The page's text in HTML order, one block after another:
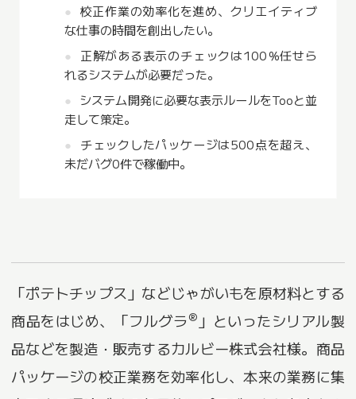
校正作業の効率化を進め、クリエイティブ
な仕事の時間を創出したい。
正解がある表示のチェックは100％任せら
れるシステムが必要だった。
システム開発に必要な表示ルールをTooと並
走して策定。
チェックしたパッケージは500点を超え、
未だバグ0件で稼働中。
「ポテトチップス」などじゃがいもを原材料とする
商品をはじめ、「フルグラ® 」といったシリアル製
品などを製造・販売するカルビー株式会社様。商品
パッケージの校正業務を効率化し、本来の業務に集